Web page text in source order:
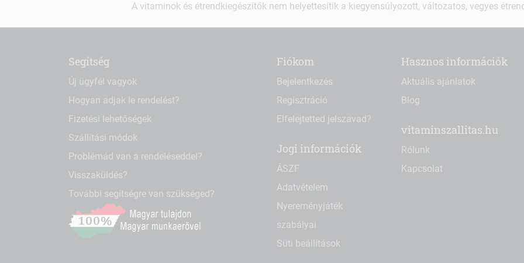
A vitaminok és étrendkiegészítők nem helyettesítik a kiegyensúlyozott, változatos, vegyes
Segítség
Új ügyfél vagyok
Hogyan adjak le rendelést?
Fizetési lehetőségek
Szállítási módok
Problémád van a rendeléseddel?
Visszaküldés?
További segítségre van szükséged?
Fiókom
Bejelentkezés
Regisztráció
Elfelejtetted jelszavad?
Jogi információk
ÁSZF
Adatvételem
Nyereményjáték
szabályai
Süti beállítások
Hasznos információk
Aktuális ajánlatok
Blog
vitaminszallitas.hu
Rólunk
Kapcsolat